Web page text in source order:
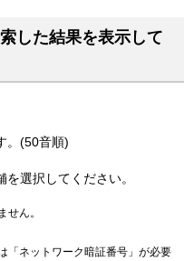
した結果を表示して
。(50音順)
選択してください。
せん。
「ネットワーク暗証番号」が必要